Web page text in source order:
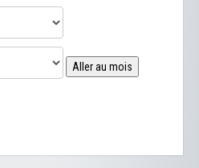
Aller au mois